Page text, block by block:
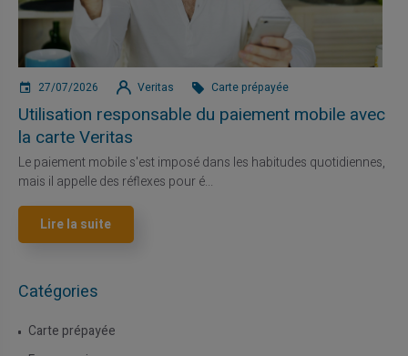
27/07/2026 Veritas Carte prépayée
Utilisation responsable du paiement mobile avec
la carte Veritas
Le paiement mobile s'est imposé dans les habitudes quotidiennes,
mais il appelle des réflexes pour é...
Lire la suite
Catégories
Carte prépayée